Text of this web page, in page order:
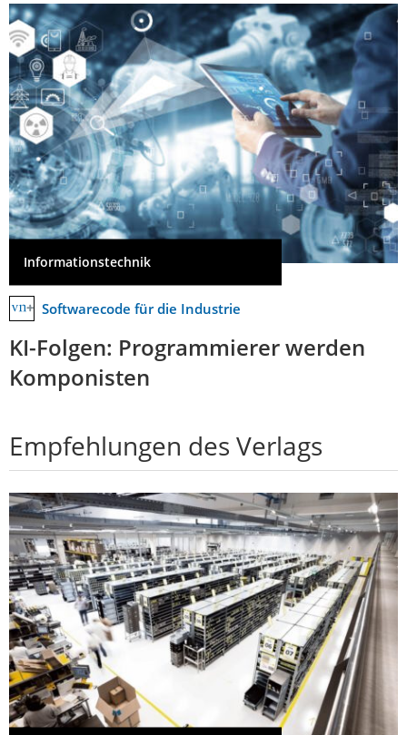
Informationstechnik
Softwarecode für die Industrie
KI-Folgen: Programmierer werden
Komponisten
Empfehlungen des Verlags